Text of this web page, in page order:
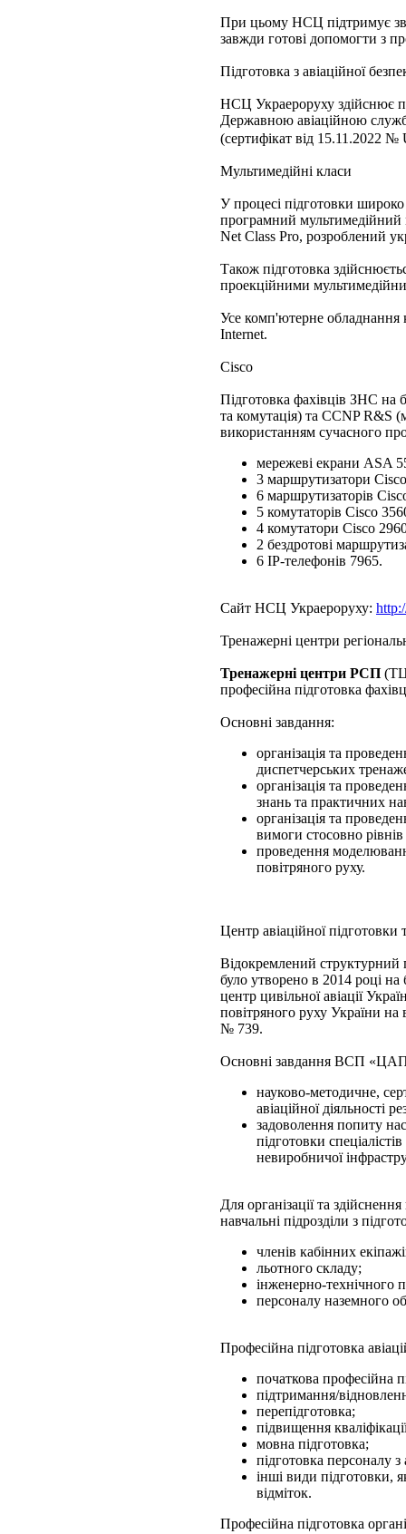
При цьому НСЦ підтримує
завжди готові допомогти з
Підготовка з авіаційної
НСЦ Украероруху здійснює
Державною авіаційною
(сертифікат від 15.11.2022
Мультимедійні класи
У процесі підготовки
програмний
Net Class Pro, розроблений
Також підготовка
проекційними
Усе комп'ютерне обладнання
Internet.
Cisco
Підготовка фахівців ЗНС на
та комутація) та CCNP R&S
використанням сучасного
мережеві екрани ASA
3 маршрутизатори
6 маршрутизаторів
5 комутаторів Cisco
4 комутатори Cisco
2 бездротові
6 ІР-телефонів 7965.
Сайт НСЦ Украероруху:
Тренажерні центри
Тренажерні центри РСП (ТЦ
професійна підготовка
Основні завдання:
організація та
диспетчерських
організація та
знань та практичних
організація та
вимоги стосовно
проведення
повітряного руху.
Центр авіаційної підготовки
Відокремлений структурний
було утворено в 2014 році
центр цивільної авіації
повітряного руху України на
№ 739.
Основні завдання ВСП
науково-методичне,
авіаційної діяльності
задоволення попиту
підготовки
невиробничої
Для організації та
навчальні підрозділи з
членів кабінних
льотного складу;
інженерно-технічного
персоналу наземного
Професійна підготовка
початкова професійна
підтримання/
перепідготовка;
підвищення
мовна підготовка;
підготовка персоналу з
інші види підготовки,
відміток.
Професійна підготовка